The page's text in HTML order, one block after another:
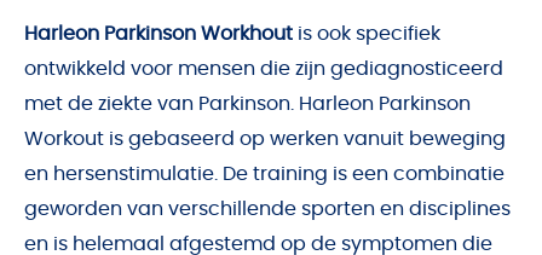
Harleon Parkinson Workhout is ook specifiek
ontwikkeld voor mensen die zijn gediagnosticeerd
met de ziekte van Parkinson. Harleon Parkinson
Workout is gebaseerd op werken vanuit beweging
en hersenstimulatie. De training is een combinatie
geworden van verschillende sporten en disciplines
en is helemaal afgestemd op de symptomen die